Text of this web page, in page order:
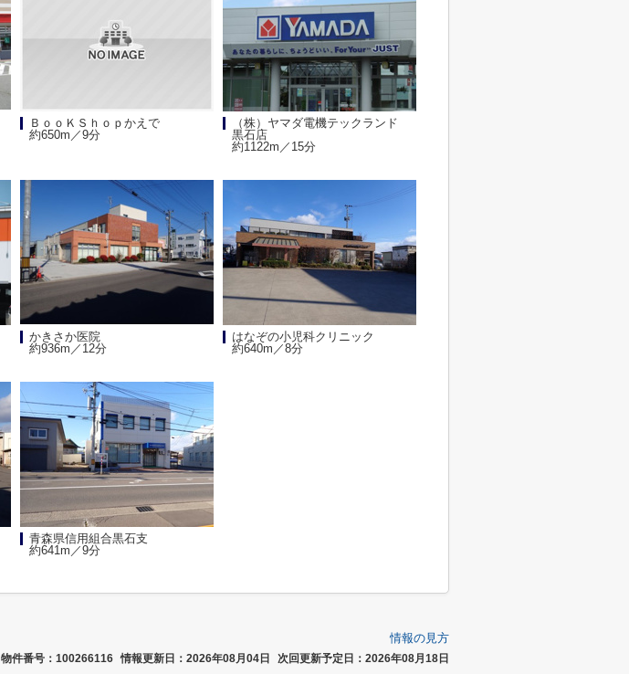
ＢｏｏＫＳｈｏｐかえで
約650m／9分
（株）ヤマダ電機テックランド
黒石店
約1122m／15分
かきさか医院
約936m／12分
はなぞの小児科クリニック
約640m／8分
青森県信用組合黒石支
約641m／9分
情報の見方
物件番号：100266116 情報更新日：2026年08月04日 次回更新予定日：2026年08月18日